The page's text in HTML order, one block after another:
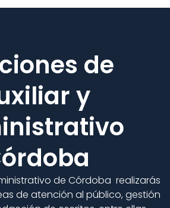
de
y
de Córdoba  realizarás
de atención al público, gestión